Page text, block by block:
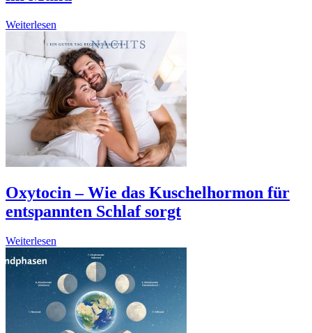
Weiterlesen
Oxytocin – Wie das Kuschelhormon für
entspannten Schlaf sorgt
Weiterlesen